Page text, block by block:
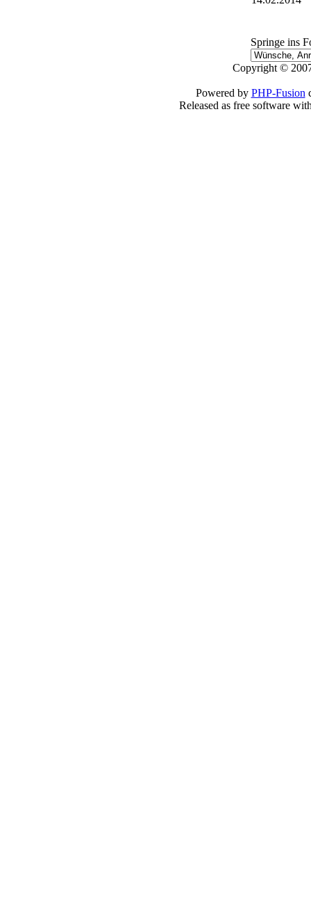
Springe ins
Copyright ©
Powered by PHP-Fusion
Released as free software